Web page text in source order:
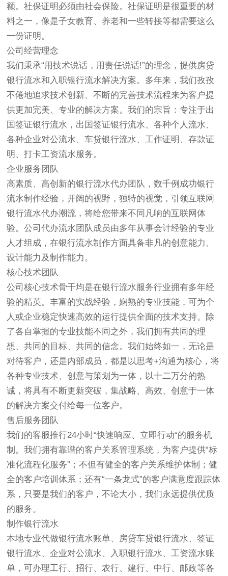
额。社保证明必须由社会保险。社保证明是很重要的材
料之一，像是子女教育、养老和一些转接等都需要这么
一份证明。
公司经营理念
我们秉承“用技术说话，用责任说话!”的理念，提供房贷
银行流水和入职银行流水解决方案。多年来，我们孜孜
不倦地追求技术创新、不断的完善技术流程来为客户提
供更加完美、专业的解决方案。我们的宗旨：专注于出
国签证银行流水，出国签证银行流水、各种个人流水、
各种企业对公流水、车贷银行流水、工作证明、存款证
明、打卡工资流水服务。
企业服务团队
高素质、高创新的银行流水代办团队，数千例成功银行
流水制作经验，开阔的视野，独特的视觉，引领互联网
银行流水代办潮流，将给您带来不同凡响的互联网体
验。公司代办流水团队成员由多年从事会计经验的专业
人才组成，在银行流水制作方面具备非凡的创意能力、
设计能力及制作能力。
核心技术团队
公司核心技术骨干均是在银行流水服务行业拥有多年经
验的精英。丰富的实战经验，娴熟的专业技能，可为个
人或企业稳定快速高效的运行提供全面的技术支持。除
了各自掌握的专业技能不同之外，我们拥有共同的理
想、共同的目标、共同的信念。我们始终如一，无论是
对待客户，还是内部成员，都是以思考+沟通为核心，将
各种专业技术、创意与策划为一体，以十二万分的热
诚，将具有不断更新突破，集战略、高效、创意于一体
的解决方案交付给每一位客户。
售后服务团队
我们的客服推行24小时“快速响应、立即行动“的服务机
制。我们拥有靠谱的客户关系管理系统，为客户提供“标
准化流程化服务”；不但有健全的客户关系维护体制；健
全的客户培训体系；还有“一条龙式”的客户满意度跟踪体
系，只要是我们的客户，不论大小，我们永远提供优质
的服务。
制作银行流水
本地专业代做银行流水账单、房贷车贷银行流水、签证
银行流水、企业对公流水、入职银行流水、工资流水账
单，可办理工行、招行、农行、建行、中行、邮政等各